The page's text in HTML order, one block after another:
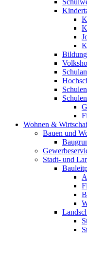
Schulen
Wohnen &
Bauen und
Stadt- und